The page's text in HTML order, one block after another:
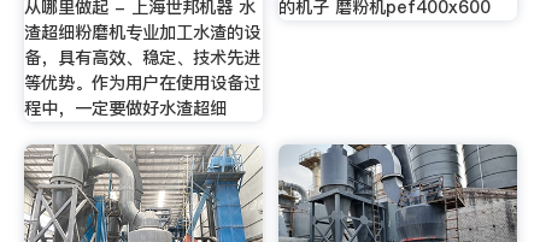
从哪里做起 - 上海世邦机器 水
渣超细粉磨机专业加工水渣的设
备，具有高效、稳定、技术先进
等优势。作为用户在使用设备过
程中，一定要做好水渣超细
的机子 磨粉机pef400x600